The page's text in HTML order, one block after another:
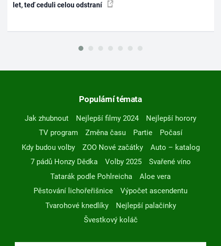
let, teď ceduli celou odstraní
Populární témata
Jak zhubnout Nejlepší filmy 2024
Nejlepší horory
TV program
Změna času Partie
Počasí
Kdy budou volby
ZOO Nové začátky
Auto – katalog
7 pádů Honzy Dědka
Volby 2025
Svařené víno
Tatarák podle Pohlreicha
Aloe vera
Pěstování lichořeřišnice
Výpočet ascendentu
Tvarohové knedlíky
Nejlepší palačinky
Švestkový koláč